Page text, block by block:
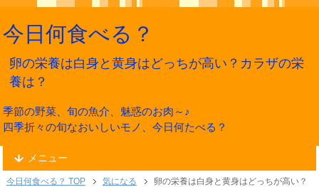
今日何食べる？
卵の栄養は白身と黄身はどっちが高い？カラザの栄
養は？
季節の野菜、旬の魚介、魅惑のお肉～♪
四季折々の旬なおいしいモノ、今日何たべる？
メニュー
今日何食べる？ TOP 気になる
卵の栄養は白身と黄身はどっちが高い？